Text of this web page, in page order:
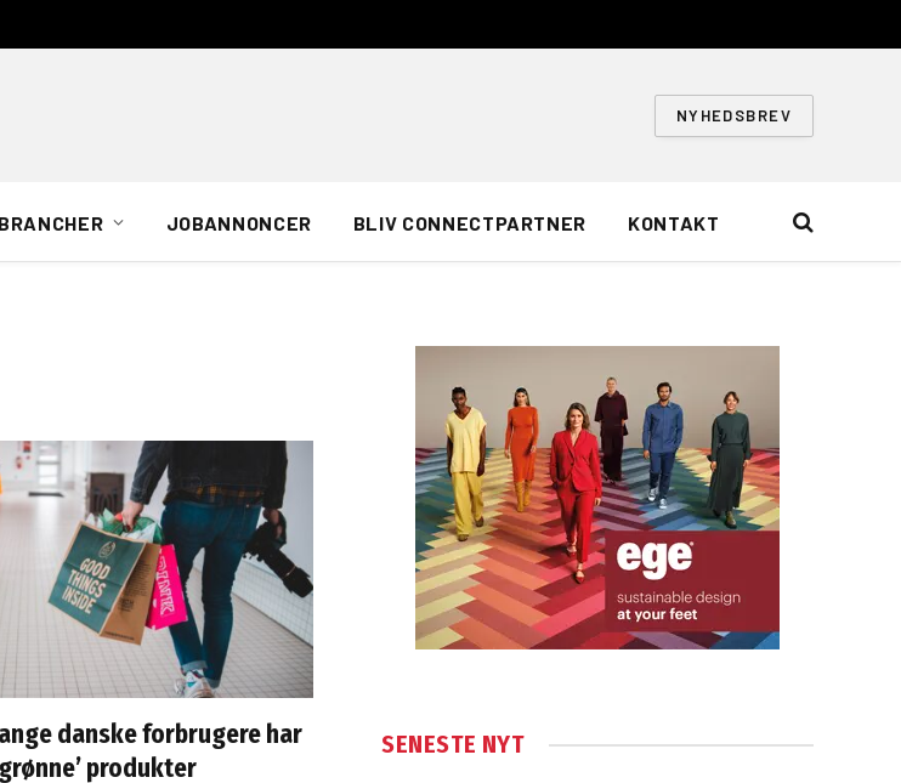
NYHEDSBREV
BRANCHER JOBANNONCER BLIV CONNECTPARTNER KONTAKT
danske forbrugere har
produkter
SENESTE NYT